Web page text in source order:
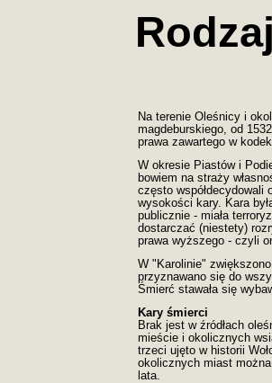
Na terenie Oleśnicy i
magdeburskiego, od
prawa zawartego w
W okresie Piastów i
bowiem na straży
często współdecydowali
wysokości kary. Kara
publicznie - miała
dostarczać (niestety)
prawa wyższego - czyli
W "Karolinie"
przyznawano się do
Śmierć stawała się
Kary śmierci
Brak jest w źródłach
mieście i okolicznych
trzeci ujęto w historii
okolicznych miast
lata.